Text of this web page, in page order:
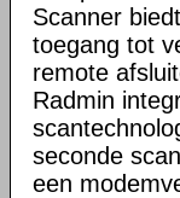
Scanner
toegang tot
remote
Radmin
seconde
een